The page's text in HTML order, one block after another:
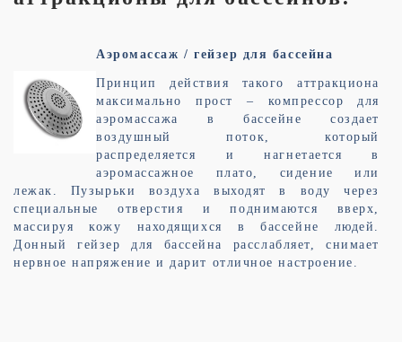
Аэромассаж / гейзер для бассейна
Принцип действия такого аттракциона
максимально прост – компрессор для
аэромассажа в бассейне создает
воздушный поток, который
распределяется и нагнетается в
аэромассажное плато, сидение или
лежак. Пузырьки воздуха выходят в воду через
специальные отверстия и поднимаются вверх,
массируя кожу находящихся в бассейне людей.
Донный гейзер для бассейна расслабляет, снимает
нервное напряжение и дарит отличное настроение.